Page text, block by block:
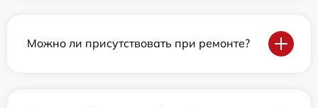
Можно ли присутствовать при ремонте?